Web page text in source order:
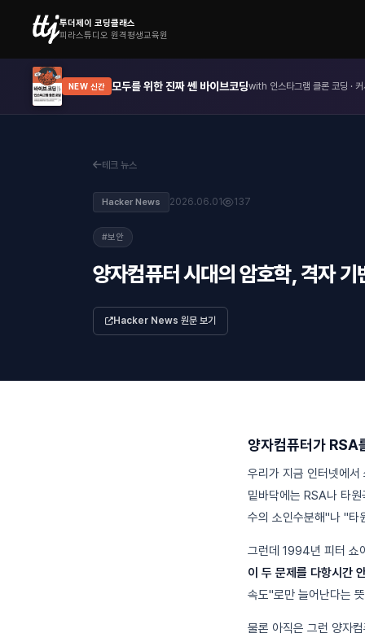
투더제이 코딩클래스
피라스튜디오 원격평생교육원
NEW 신간 모두를 위한 진짜 쎈 바이브코딩with 인스타그램 클론 코딩 ·
테크 뉴스
Hacker News 2026.06.01 137
#보안
양자컴퓨터 시대의 암호학, 격자
Hacker News 원문 보기
양자컴퓨터가 RSA
우리가 지금 인터넷에
밑바닥에는 RSA나 타
수의 소인수분해"나 "타
그런데 1994년 피터 쇼
이 두 문제를 다항시간
속도"로만 늘어난다는
물론 아직은 그런 양자